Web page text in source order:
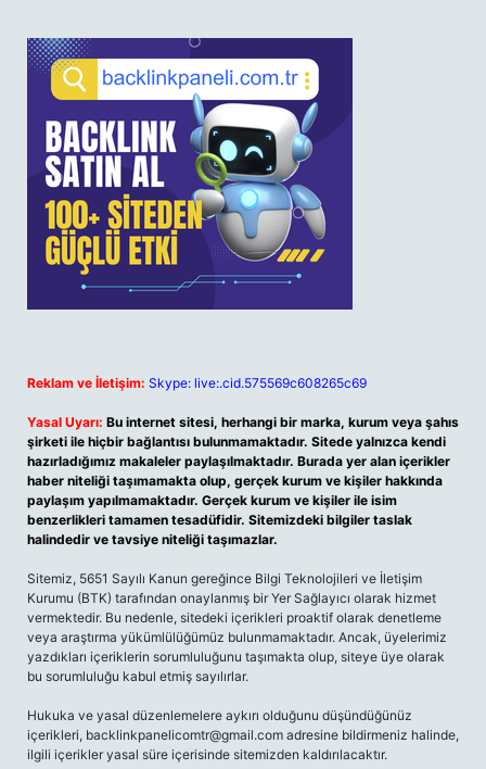
Reklam ve İletişim: Skype: live:.cid.575569c608265c69
Yasal Uyarı: Bu internet sitesi, herhangi bir marka, kurum veya şahıs
şirketi ile hiçbir bağlantısı bulunmamaktadır. Sitede yalnızca kendi
hazırladığımız makaleler paylaşılmaktadır. Burada yer alan içerikler
haber niteliği taşımamakta olup, gerçek kurum ve kişiler hakkında
paylaşım yapılmamaktadır. Gerçek kurum ve kişiler ile isim
benzerlikleri tamamen tesadüfidir. Sitemizdeki bilgiler taslak
halindedir ve tavsiye niteliği taşımazlar.
Sitemiz, 5651 Sayılı Kanun gereğince Bilgi Teknolojileri ve İletişim
Kurumu (BTK) tarafından onaylanmış bir Yer Sağlayıcı olarak hizmet
vermektedir. Bu nedenle, sitedeki içerikleri proaktif olarak denetleme
veya araştırma yükümlülüğümüz bulunmamaktadır. Ancak, üyelerimiz
yazdıkları içeriklerin sorumluluğunu taşımakta olup, siteye üye olarak
bu sorumluluğu kabul etmiş sayılırlar.
Hukuka ve yasal düzenlemelere aykırı olduğunu düşündüğünüz
içerikleri, backlinkpanelicomtr@gmail.com adresine bildirmeniz halinde,
ilgili içerikler yasal süre içerisinde sitemizden kaldırılacaktır.